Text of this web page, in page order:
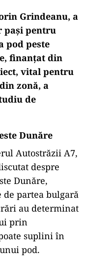
Grindeanu, a
pași pentru
pod peste
finanțat din
vital pentru
zonă, a
de
Dunăre
Autostrăzii A7,
despre
Dunăre,
partea bulgară
au determinat
prin
suplini în
pod.